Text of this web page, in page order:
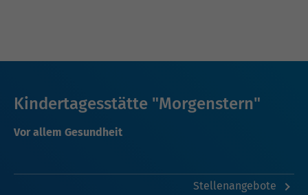
Kindertagesstätte "Morgenstern"
Vor allem Gesundheit
Stellenangebote